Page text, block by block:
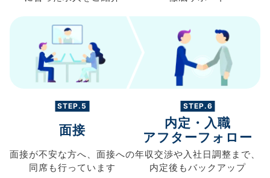
STEP.5
面接
面接が不安な方へ、 面接への
同席も行っています
STEP.6
内定・入職
アフターフォロー
年収交渉や入社日調整まで、
内定後もバックアップ